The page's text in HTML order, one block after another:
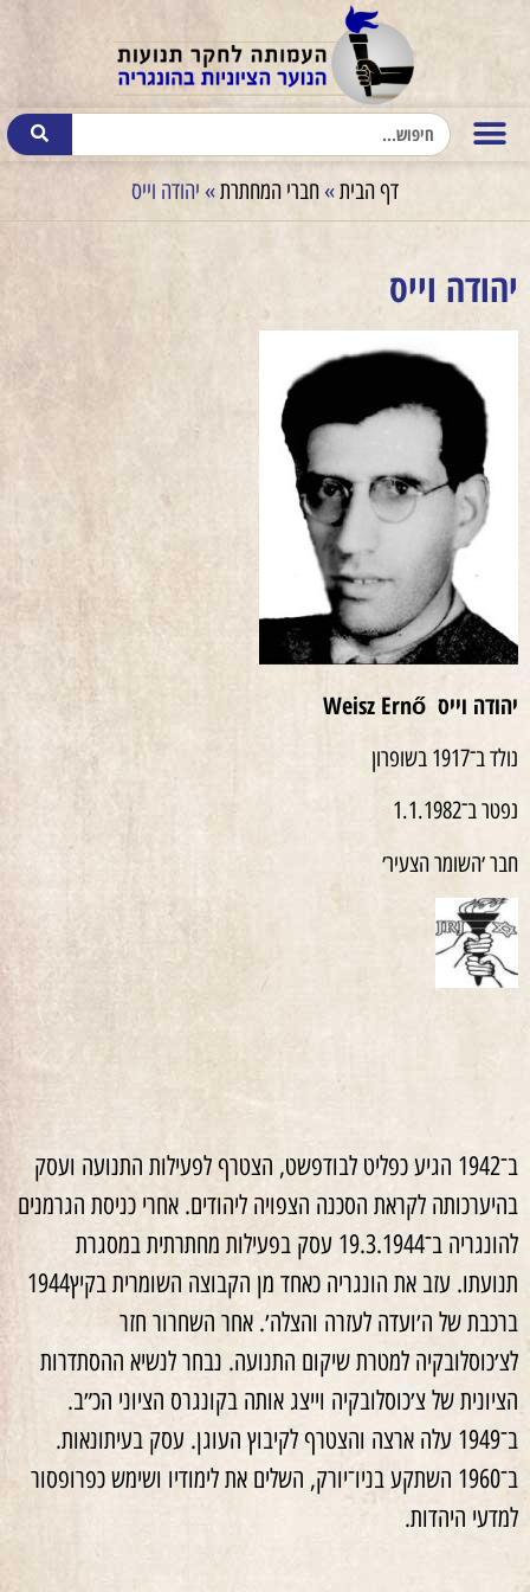
דף הבית»חברי המחתרת» יהודה וייס
יהודה וייס
יהודה וייס Weisz Ernő
נולד ב־1917 בשופרון
נפטר ב־1.1.1982
חבר ׳השומר הצעיר׳
ב־1942 הגיעכפליט לבודפשט, הצטרףלפעילות התנועה ועסק
בהיערכותה לקראת הסכנה הצפויה ליהודים. אחרי כניסת הגרמנים
להונגריה ב־19.3.1944 עסק בפעילות מחתרתיתבמסגרת
תנועתו. עזב את הונגריה כאחד מן הקבוצה השומריתבקיץ1944
ברכבתשל ה׳ועדה לעזרה והצלה׳. אחר השחרור חזר
לצ׳כוסלובקיה למטרתשיקום התנועה. נבחרלנשיא ההסתדרות
הציוניתשלצ׳כוסלובקיה וייצג אותה בקונגרס הציוני הכ״ב.
ב־1949 עלה ארצה והצטרףלקיבוץ העוגן. עסק בעיתונאות.
ב־1960 השתקע
בניו־יורק, השלים אתלימודיו ושימשכפרופסור
למדעי היהדות.